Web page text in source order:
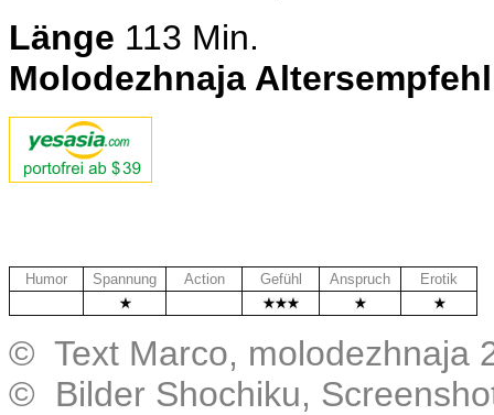
Länge 113 Min.
Molodezhnaja
Humor Spannung Action Gefühl Anspruch
Erotik
© Text Marco, molodezhnaja
© Bilder Shochiku,